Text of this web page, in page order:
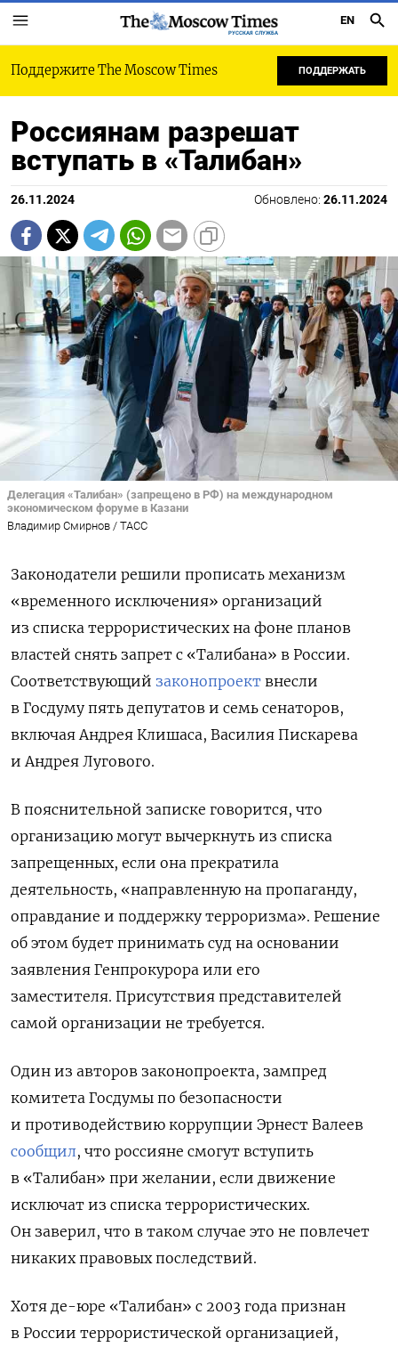
РУССКАЯ СЛУЖБА
EN
Поддержите The Moscow Times ПОДДЕРЖАТЬ
Россиянам разрешат
вступать в «Талибан»
26.11.2024 Обновлено: 26.11.2024
Делегация «Талибан» (запрещено в РФ) на международном
экономическом форуме в Казани
Владимир Смирнов / ТАСС
Законодатели решили прописать механизм
«временного исключения» организаций
из списка террористических на фоне планов
властей снять запрет с «Талибана» в России.
Соответствующий законопроект внесли
в Госдуму пять депутатов и семь сенаторов,
включая Андрея Клишаса, Василия Пискарева
и Андрея Лугового.
В пояснительной записке говорится, что
организацию могут вычеркнуть из списка
запрещенных, если она прекратила
деятельность, «направленную на пропаганду,
оправдание и поддержку терроризма». Решение
об этом будет принимать суд на основании
заявления Генпрокурора или его
заместителя. Присутствия представителей
самой организации не требуется.
Один из авторов законопроекта, зампред
комитета Госдумы по безопасности
и противодействию коррупции Эрнест Валеев
сообщил, что россияне смогут вступить
в «Талибан» при желании, если движение
исключат из списка террористических.
Он заверил, что в таком случае это не повлечет
никаких правовых последствий.
Хотя де-юре «Талибан» с 2003 года признан
в России террористической организацией,